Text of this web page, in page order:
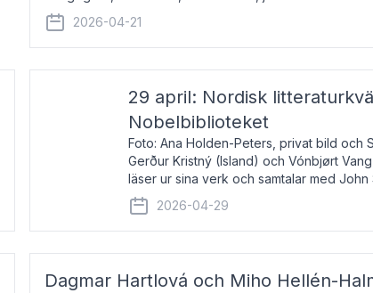
återkommande för Svenska Dagbladet, Ups
2026-04-21
29 april: Nordisk
Nobelbiblioteket
Foto: Ana Holden-Peters, privat bild och
Gerður Kristný (Island) och Vónbjørt
läser ur sina verk och samtalar med John
De läser upp på färöiska, isländska och
om språk och poesi – o
2026-04-29
Dagmar Hartlová och Miho Hellén-